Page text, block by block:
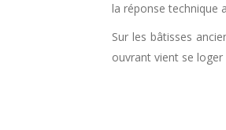
la réponse technique
Sur les bâtisses
ouvrant vient se loger